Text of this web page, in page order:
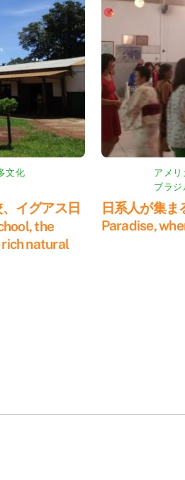
文化
イグアス日
the
rich natural
アメリ
ブラジ
日系人が集
Paradise,